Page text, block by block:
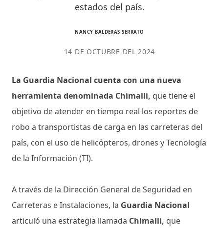
estados del país.
NANCY BALDERAS SERRATO
14 DE OCTUBRE DEL 2024
La Guardia Nacional cuenta con una nueva
herramienta denominada Chimalli, que tiene el
objetivo de atender en tiempo real los reportes de
robo a transportistas de carga en las carreteras del
país, con el uso de helicópteros, drones y Tecnología
de la Información (TI).
A través de la Dirección General de Seguridad en
Carreteras e Instalaciones, la Guardia Nacional
articuló una estrategia llamada Chimalli, que